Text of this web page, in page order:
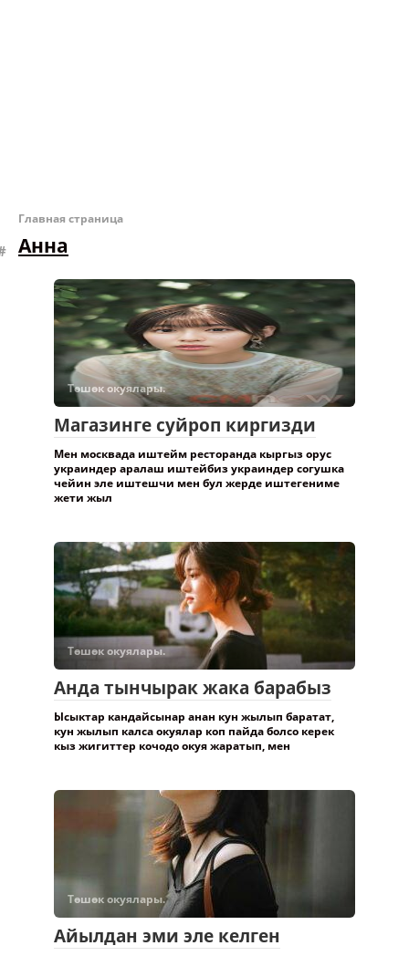
Главная страница
Анна
Төшөк окуялары.
Магазинге суйроп киргизди
Мен москвада иштейм ресторанда кыргыз орус
украиндер аралаш иштейбиз украиндер согушка
чейин эле иштешчи мен бул жерде иштегениме
жети жыл
Төшөк окуялары.
Анда тынчырак жака барабыз
Ысыктар кандайсынар анан кун жылып баратат,
кун жылып калса окуялар коп пайда болсо керек
кыз жигиттер кочодо окуя жаратып, мен
Төшөк окуялары.
Айылдан эми эле келген